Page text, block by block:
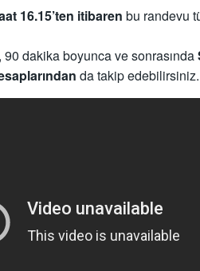
16.15’ten itibaren bu randevu
dakika boyunca ve sonrasında
da takip edebilirsiniz.